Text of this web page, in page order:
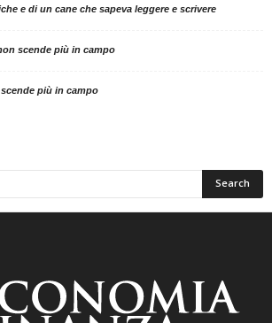
e di un cane che sapeva leggere e scrivere
scende più in campo
più in campo